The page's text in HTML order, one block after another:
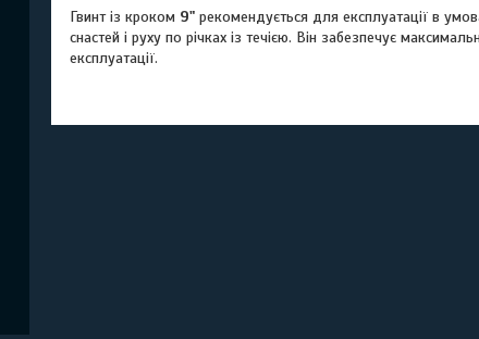
Гвинт із кроком 9" рекомендується для експлуатації в
снастей і руху по річках із течією. Він забезпечує
експлуатації.